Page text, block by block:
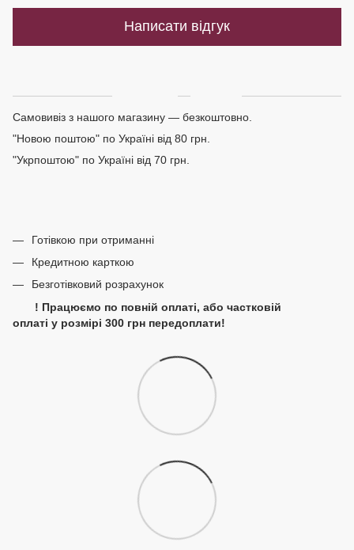
Написати відгук
Самовивіз з нашого магазину — безкоштовно.
"Новою поштою" по Україні від 80 грн.
"Укрпоштою" по Україні від 70 грн.
Готівкою при отриманні
Кредитною карткою
Безготівковий розрахунок
! Працюємо по повній оплаті, або частковій
оплаті у розмірі 300 грн передоплати!